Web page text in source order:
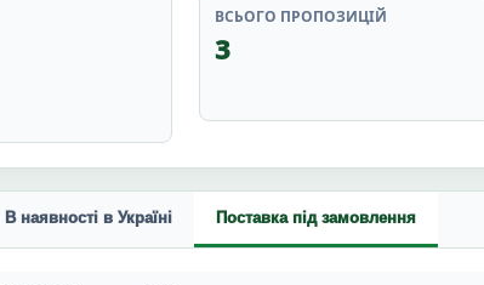
ВСЬОГО ПРОПОЗИЦІЙ
3
В наявності в Україні Поставка під замовлення